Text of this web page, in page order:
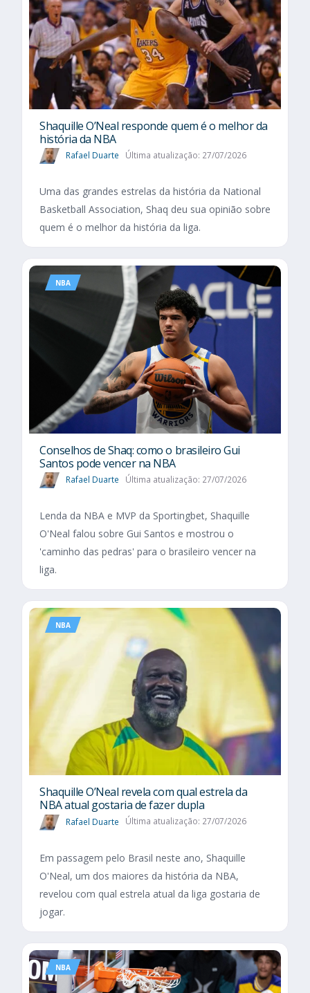
Shaquille O’Neal responde quem é o melhor da
história da NBA
Rafael Duarte Última atualização: 27/07/2026
Uma das grandes estrelas da história da National
Basketball Association, Shaq deu sua opinião sobre
quem é o melhor da história da liga.
NBA
Conselhos de Shaq: como o brasileiro Gui
Santos pode vencer na NBA
Rafael Duarte Última atualização: 27/07/2026
Lenda da NBA e MVP da Sportingbet, Shaquille
O'Neal falou sobre Gui Santos e mostrou o
'caminho das pedras' para o brasileiro vencer na
liga.
NBA
Shaquille O’Neal revela com qual estrela da
NBA atual gostaria de fazer dupla
Rafael Duarte Última atualização: 27/07/2026
Em passagem pelo Brasil neste ano, Shaquille
O'Neal, um dos maiores da história da NBA,
revelou com qual estrela atual da liga gostaria de
jogar.
NBA